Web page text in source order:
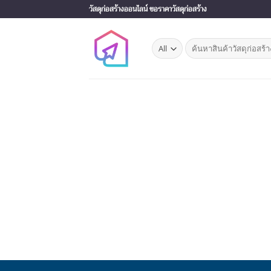
to
วัสดุก่อสร้างออนไลน์ ขอราคาวัสดุก่อสร้าง
Search
for: